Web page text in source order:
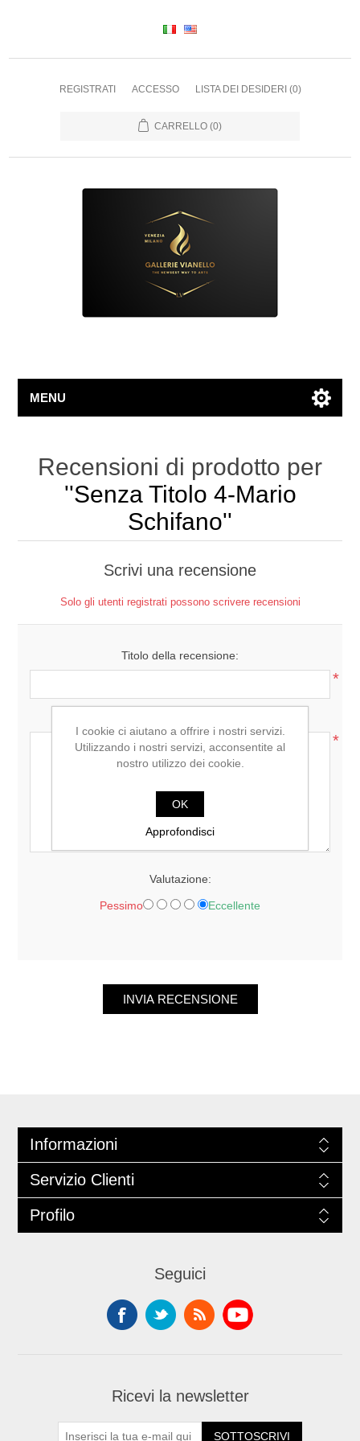
REGISTRATI ACCESSO LISTA DEI DESIDERI (0)
CARRELLO (0)
MENU
Recensioni di prodotto per
Senza Titolo 4-Mario
Schifano
Scrivi una recensione
Solo gli utenti registrati possono scrivere recensioni
Titolo della recensione:
*
*
Valutazione:
Pessimo Eccellente
INVIA RECENSIONE
Informazioni
Servizio Clienti
Profilo
Seguici
Ricevi la newsletter
SOTTOSCRIVI
I cookie ci aiutano a offrire i nostri servizi.
Utilizzando i nostri servizi, acconsentite al
nostro utilizzo dei cookie.
OK
Approfondisci